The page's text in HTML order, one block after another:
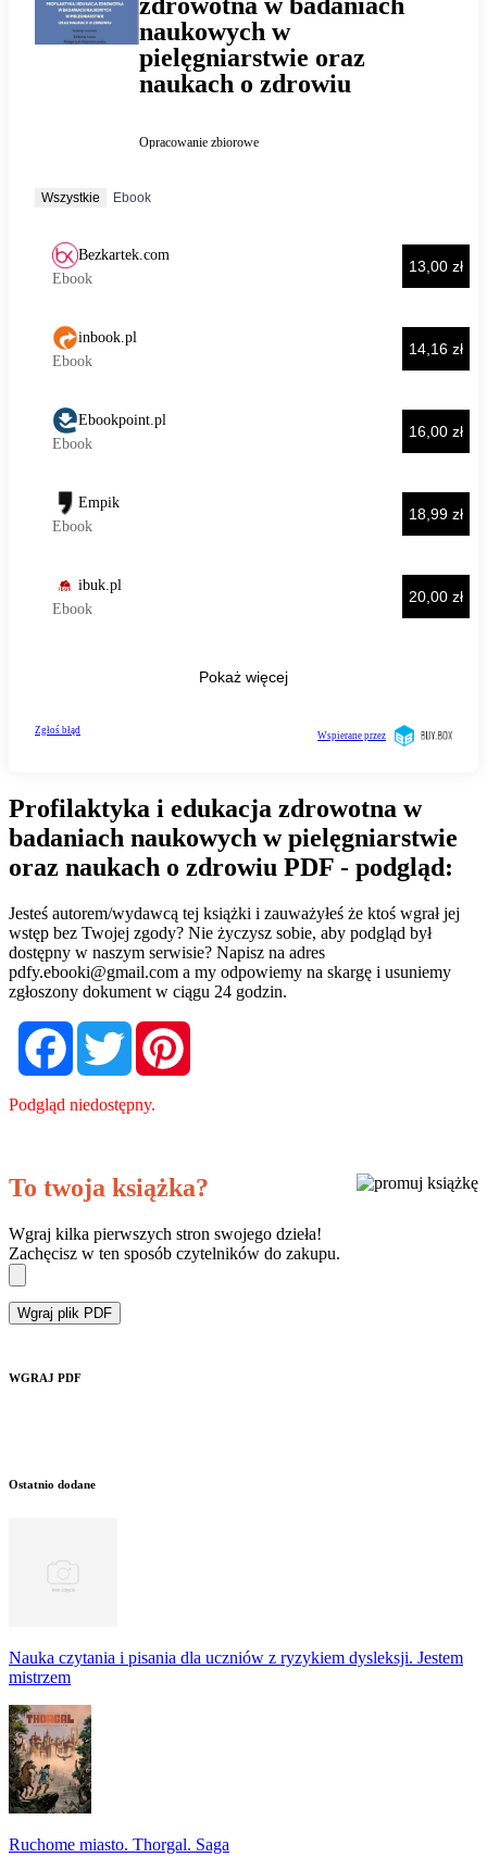
Profilaktyka i edukacja zdrowotna w
badaniach naukowych w pielęgniarstwie
oraz naukach o zdrowiu PDF - podgląd:
Jesteś autorem/wydawcą tej książki i zauważyłeś że ktoś wgrał jej
wstęp bez Twojej zgody? Nie życzysz sobie, aby podgląd był
dostępny w naszym serwisie? Napisz na adres
pdfy.ebooki@gmail.com a my odpowiemy na skargę i usuniemy
zgłoszony dokument w ciągu 24 godzin.
FacebookTwitter
Podgląd niedostępny.
To twoja książka?
Wgraj kilka pierwszych stron swojego dzieła!
Zachęcisz w ten sposób czytelników do zakupu.
Wgraj plik PDF
WGRAJ PDF
Ostatnio dodane
Nauka czytania i pisania dla uczniów z ryzykiem dysleksji. Jestem
mistrzem
Ruchome miasto. Thorgal. Saga